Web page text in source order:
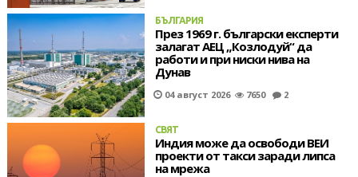
БЪЛГАРИЯ
През 1969 г. български експерти
залагат АЕЦ „Козлодуй“ да
работи и при ниски нива на
Дунав
04 август 2026 7650 2
СВЯТ
Индия може да освободи ВЕИ
проекти от такси заради липса
на мрежа